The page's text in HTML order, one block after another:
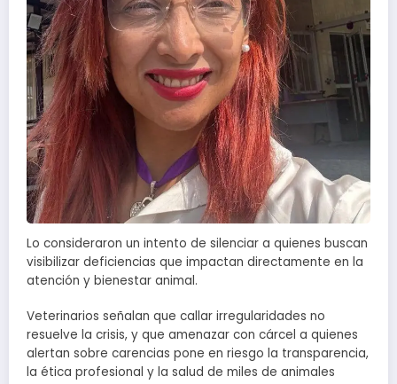
Lo consideraron un intento de silenciar a quienes buscan
visibilizar deficiencias que impactan directamente en la
atención y bienestar animal.
Veterinarios señalan que callar irregularidades no
resuelve la crisis, y que amenazar con cárcel a quienes
alertan sobre carencias pone en riesgo la transparencia,
la ética profesional y la salud de miles de animales